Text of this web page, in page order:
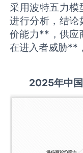
采用波特五力模
进行分析，结论
价能力**，供应
在进入者威胁**
2025年中国